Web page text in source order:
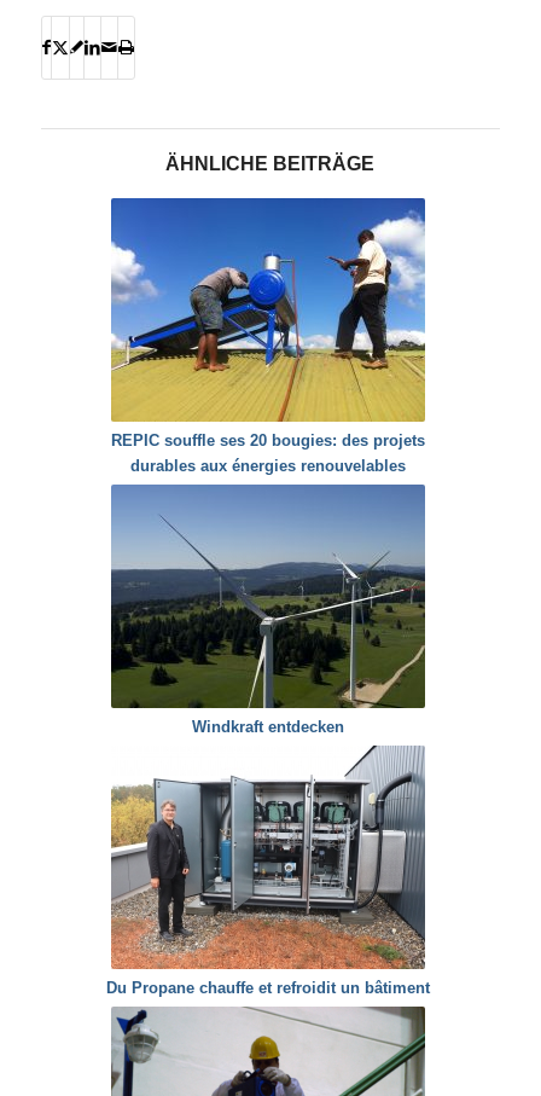
ÄHNLICHE BEITRÄGE
REPIC souffle ses 20 bougies: des projets
durables aux énergies renouvelables
Windkraft entdecken
Du Propane chauffe et refroidit un bâtiment